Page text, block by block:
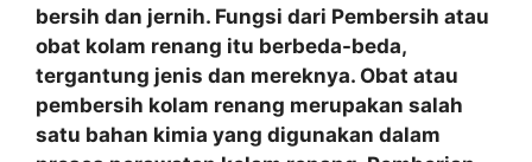
bersih dan jernih. Fungsi dari Pembersih atau
obat kolam renang itu berbeda-beda,
tergantung jenis dan mereknya. Obat atau
pembersih kolam renang merupakan salah
satu bahan kimia yang digunakan dalam